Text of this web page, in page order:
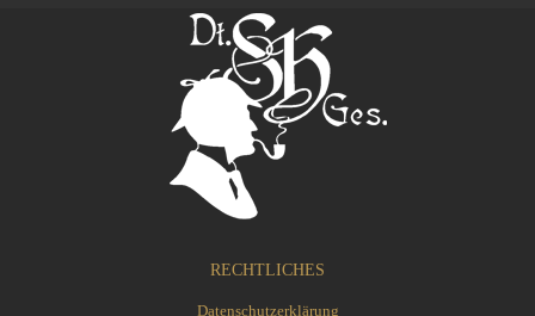
RECHTLICHES
Datenschutzerklärung